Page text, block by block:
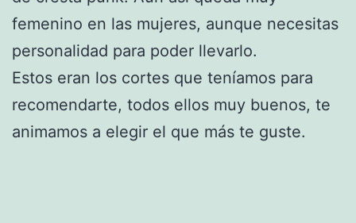
femenino en las mujeres, aunque necesitas
personalidad para poder llevarlo.
Estos eran los cortes que teníamos para
recomendarte, todos ellos muy buenos, te
animamos a elegir el que más te guste.